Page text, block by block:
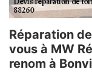
Réparation
vous à MW
renom à